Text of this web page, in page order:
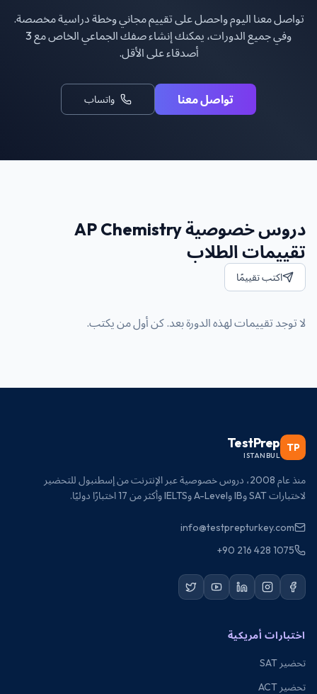
تواصل معنا اليوم واحصل على تقييم مجاني وخطة دراسية مخصصة.
وفي جميع الدورات، يمكنك إنشاء صفك الجماعي الخاص مع 3
أصدقاء على الأقل.
تواصل معنا واتساب
دروس خصوصية AP Chemistry
تقييمات الطلاب
اكتب تقييمًا
لا توجد تقييمات لهذه الدورة بعد. كن أول من يكتب.
TP
TestPrep
ISTANBUL
منذ عام 2008، دروس خصوصية عبر الإنترنت من إسطنبول للتحضير
لاختبارات SAT وIB وA-Level وIELTS وأكثر من 17 اختبارًا دوليًا.
info@testprepturkey.com
+90 216 428 1075
اختبارات أمريكية
تحضير SAT
تحضير ACT